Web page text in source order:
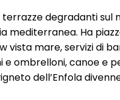
degradanti sul
mediterranea. Ha
vista mare, servizi di
ombrelloni, canoe e
dell’Enfola